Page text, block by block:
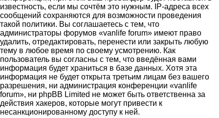
известность, если мы сочтём это нужным. IP-адреса всех
сообщений сохраняются для возможности проведения
такой политики. Вы соглашаетесь с тем, что
администраторы форумов «vanlife forum» имеют право
удалить, отредактировать, перенести или закрыть любую
тему в любое время по своему усмотрению. Как
пользователь вы согласны с тем, что введённая вами
информация будет храниться в базе данных. Хотя эта
информация не будет открыта третьим лицам без вашего
разрешения, ни администрация конференции «vanlife
forum», ни phpBB Limited не может быть ответственна за
действия хакеров, которые могут привести к
несанкционированному доступу к ней.